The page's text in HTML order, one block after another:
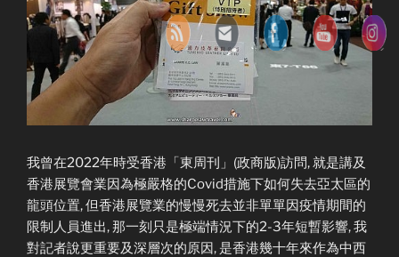
我曾在2022年時受香港「東周刊」(政商版)訪問, 就是講及
香港展覽會業因為極嚴格的Covid措施下如何失去亞太區的
龍頭位置, 但香港展覽業的慢慢死去並非單單因疫情期間的
限制人員進出, 那一刻只是極端情況下的2-3年短暫影響, 我
對記者說更重要及深層次的原因, 是香港幾十年來作為中西